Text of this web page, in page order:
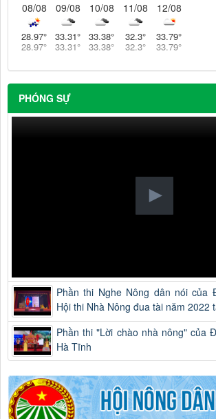
08/08
28.97°
28.97°
09/08
33.31°
33.31°
10/08
33.38°
33.38°
11/08
32.3°
32.3°
12/08
33.79°
33.79°
PHÓNG SỰ
Phần thi Nghe Nông dân nói của
Hội thi Nhà Nông đua tài năm 2022
Phần thi "Lời chào nhà nông" của
Hà Tĩnh